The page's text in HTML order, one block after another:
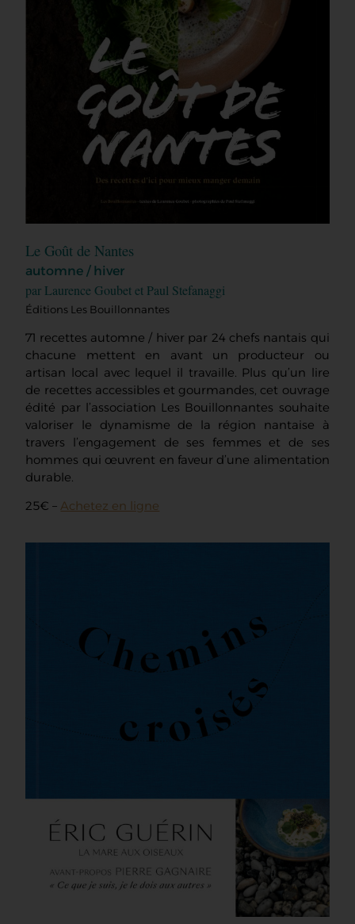
Le Goût de Nantes
automne / hiver
par Laurence Goubet et Paul Stefanaggi
Éditions Les Bouillonnantes
71 recettes automne / hiver par 24 chefs nantais qui
chacune mettent en avant un producteur ou
artisan local avec lequel il travaille. Plus qu’un lire
de recettes accessibles et gourmandes, cet ouvrage
édité par l’association Les Bouillonnantes souhaite
valoriser le dynamisme de la région nantaise à
travers l’engagement de ses femmes et de ses
hommes qui œuvrent en faveur d’une alimentation
durable.
25€ –Achetez en ligne